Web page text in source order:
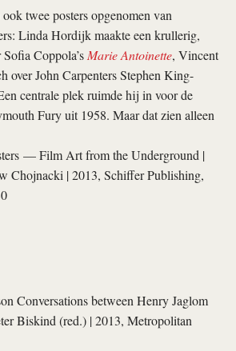
twee posters opgenomen van
Linda Hordijk maakte een krullerig,
Coppola’sMarie Antoinette, Vincent
over John Carpenters Stephen King-
centrale plek ruimde hij in voor de
Fury uit 1958. Maar dat zien alleen
— Film Art from the Underground |
Chojnacki | 2013, Schiffer Publishing,
Conversations between Henry Jaglom
Biskind(red.) | 2013, Metropolitan